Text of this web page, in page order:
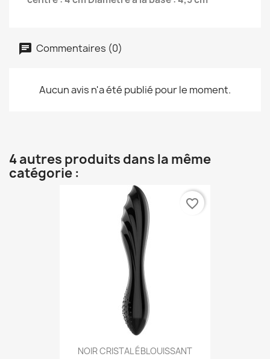
Commentaires (0)
Aucun avis n'a été publié pour le moment.
4 autres produits dans la même
catégorie :
NOIR CRISTAL ÉBLOUISSANT
favorite_border